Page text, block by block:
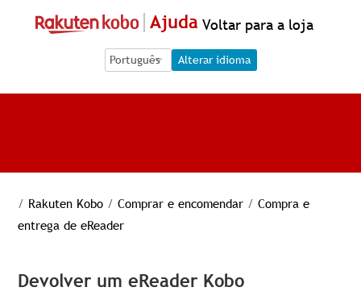
Ajuda Voltar para a loja
Language Selection
Language Selection
Alterar idioma
/ Rakuten Kobo / Comprar e encomendar / Compra e
entrega de eReader
Devolver um eReader Kobo